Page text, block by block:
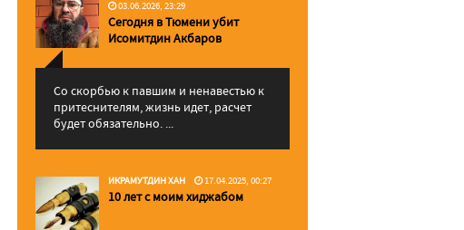
03.06.2026, 23:29
Сегодня в Тюмени убит
Исомитдин Акбаров
Со скорбью к павшим и ненавестью к
притеснителям, жизнь идет, расчет
будет обязательно. ...
ИКРАМУТДИН ХАН 17.04.2025, 00:27
10 лет с моим хиджабом